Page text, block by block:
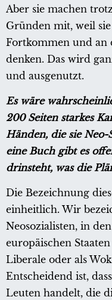
Aber sie machen
Gründen mit, weil
Fortkommen und an
denken. Das wird
und ausgenutzt.
Es wäre
200 Seiten starkes
Händen, die sie Neo-
eine Buch gibt es
drinsteht, was die
Die Bezeichnung
einheitlich. Wir
Neosozialisten, in
europäischen
Liberale oder als
Entscheidend ist,
Leuten handelt, die